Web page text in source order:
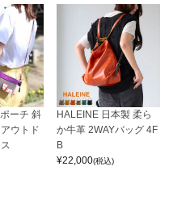
ーチ 斜
ウトド
HALEINE 日本製 柔ら
か牛革 2WAYバッグ 4F
B
¥22,000(税込)